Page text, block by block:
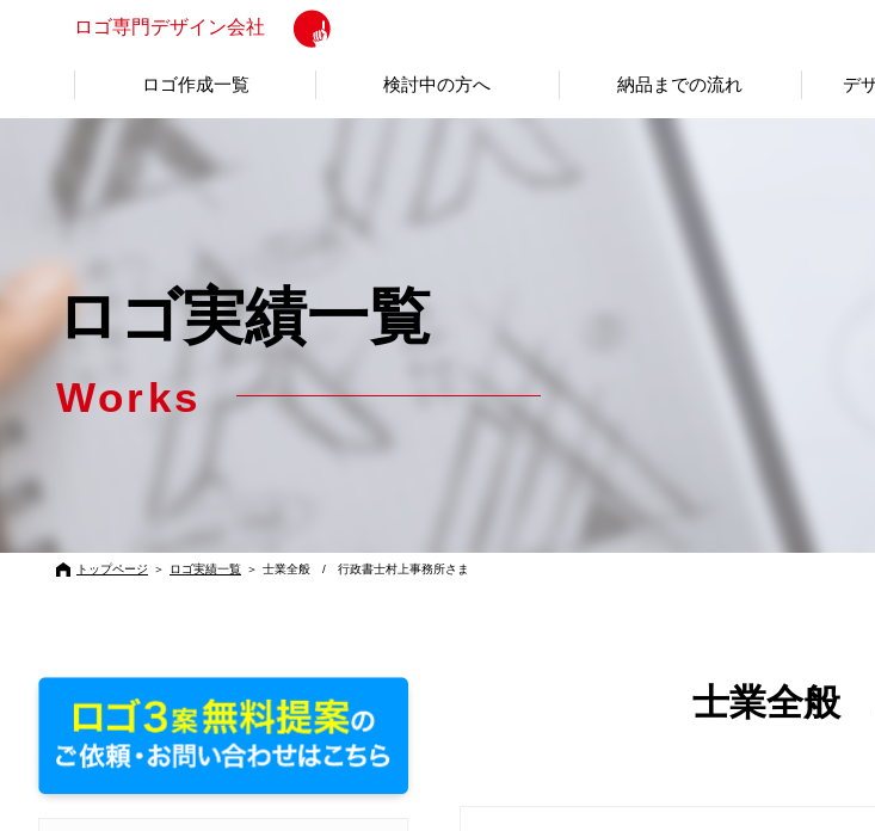
ロゴ専門デザイン会社
ロゴ作成一覧 検討中の方へ 納品までの流れ デ
ロゴ実績一覧
Works
トップページ ＞ ロゴ実績一覧 ＞ 士業全般 / 行政書士村上事務所さま
士業全般